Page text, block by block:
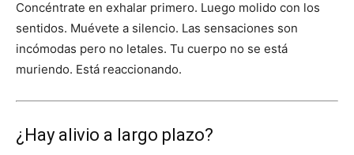
Concéntrate en exhalar primero. Luego molido con los
sentidos. Muévete a silencio. Las sensaciones son
incómodas pero no letales. Tu cuerpo no se está
muriendo. Está reaccionando.
¿Hay alivio a largo plazo?